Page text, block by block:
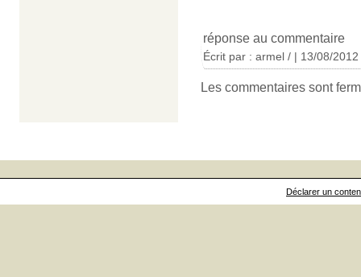
réponse au commentaire
Écrit par : armel / | 13/08/2012
Les commentaires sont
Déclarer un